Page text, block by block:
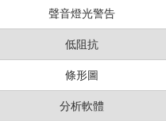
聲音燈光警告
低阻抗
條形圖
分析軟體